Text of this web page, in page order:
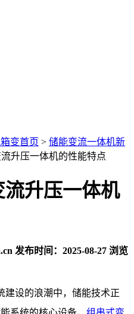
变首页 > 储能变流一体机新
升压一体机的性能特点
升压一体机
发布时间：2025-08-27 浏览
建设的浪潮中，储能技术正